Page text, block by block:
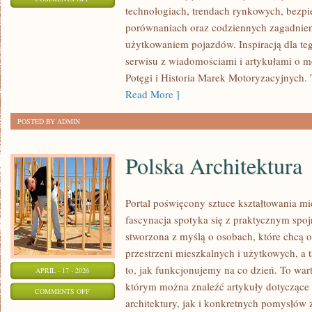
MOTORYZACJA
PRZYSZŁOŚCI
technologiach, trendach rynkowych,
porównaniach oraz codziennych
użytkowaniem pojazdów. Inspiracją dla
serwisu z wiadomościami i artykułami o
Potęgi i Historia Marek
Read More ]
POSTED BY ADMIN
APRIL - 17 - 2026
COMMENTS OFFON
Polska Architektura
Portal poświęcony sztuce kształtowania
fascynacja spotyka się z praktycznym
stworzona z myślą o osobach, które chcą
przestrzeni mieszkalnych i użytkowych, a
to, jak funkcjonujemy na co dzień. To
którym można znaleźć artykuły
architektury, jak i konkretnych pomysłów